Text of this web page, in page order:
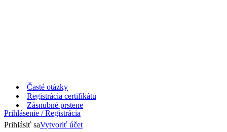
Časté otázky
Registrácia certifikátu
Prihlásenie / Registrácia
Prihlásiť saVytvoriť účet
Zásnubné prstene